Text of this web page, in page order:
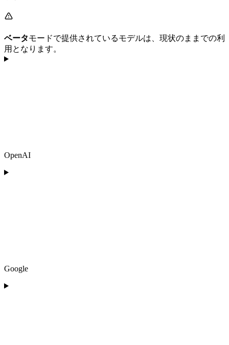
ベータモードで提供されているモデルは、現状のままでの利
用となります。
OpenAI
Google